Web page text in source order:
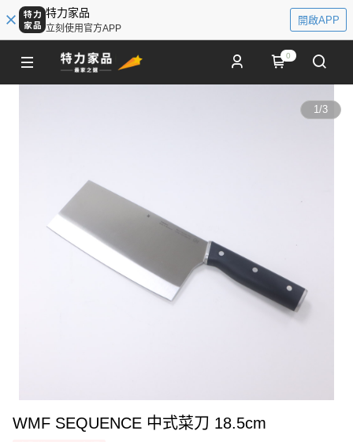
特力家品
立刻使用官方APP
開啟APP
0
1/3
WMF SEQUENCE 中式菜刀 18.5cm